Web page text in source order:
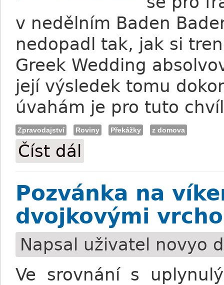
v nedělním Baden
nedopadl tak, jak si
Greek Wedding
její výsledek tomu
úvahám je pro tuto
Zpravodajství Roviny Překážky z domova
Číst dál
Pozvánka na
dvojkovými
Napsal uživatel novyo
Ve srovnání s